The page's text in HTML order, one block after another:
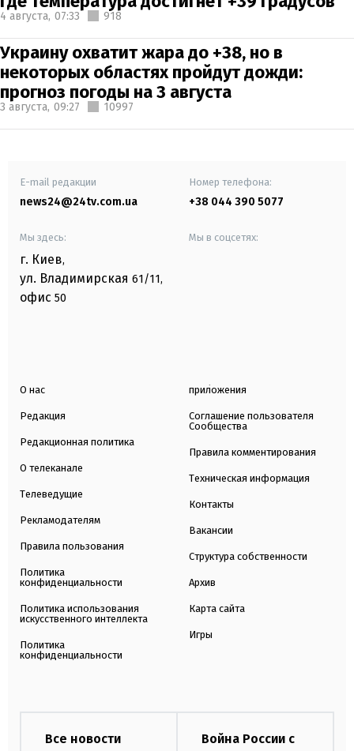
4 августа, 07:33 918
Украину охватит жара до +38, но в
некоторых областях пройдут дожди:
прогноз погоды на 3 августа
3 августа, 09:27 10997
E-mail редакции
news24@24tv.com.ua
Номер телефона:
+38 044 390 5077
Мы здесь:
г. Киев,
ул. Владимирская 61/11,
офис 50
Мы в соцсетях:
О нас
Редакция
Редакционная политика
О телеканале
Телеведущие
Рекламодателям
Правила пользования
Политика
конфиденциальности
Политика использования
искусственного интеллекта
Политика
конфиденциальности
приложения
Соглашение пользователя
Сообщества
Правила комментирования
Техническая информация
Контакты
Вакансии
Структура собственности
Архив
Карта сайта
Игры
Все новости
Война России с